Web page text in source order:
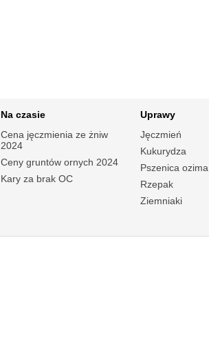
Na czasie
Cena jęczmienia ze żniw
2024
Ceny gruntów ornych 2024
Kary za brak OC
Uprawy
Jęczmień
Kukurydza
Pszenica ozima
Rzepak
Ziemniaki